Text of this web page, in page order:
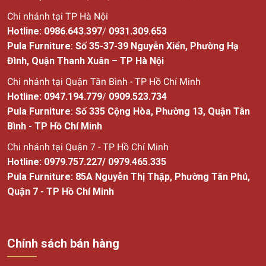
Chọn gương soi toàn thân có chiều cao phù hợp
Chọn gương soi nhà tắm
Gương soi nhà tắm nên là các loại gương có chất lượng tốt,
hạn chế bám bụi và tốt nhất là có thể chống hơi nước. Các
loại gương nhà tắm thường được thiết kế với hoạ tiết mềm
mại, mang đến cảm giác không gian dễ chịu và thư thái.
Ngoài ra, cũng cần lựa chọn kích thước gương nhà tắm phù
hợp để không gây vướng víu.
Gương nhà tắm có hoạ tiết mềm mại
sáng tốt sẽ giúp cho việc làm đẹp trở nên thuận lợi hơn. Do
Chi nhánh tại TP Hà Nội
Hotline: 0986.643.397/ 0931.309.653
Pula Furniture: Số 35-37-39 Nguyễn Xiển, Phường Hạ
Đình, Quận Thanh Xuân – TP Hà Nội
Chi nhánh tại Quận Tân Bình - TP Hồ Chí Minh
Hotline: 0947.194.779/ 0909.523.734
Pula Furniture: Số 335 Cộng Hòa, Phường 13, Quận Tân
Bình - TP Hồ Chí Minh
Chi nhánh tại Quận 7 - TP Hồ Chí Minh
Hotline: 0979.757.227/ 0979.465.335
Pula Furniture: 85A Nguyễn Thị Thập, Phường Tân Phú,
Quận 7 - TP Hồ Chí Minh
Chính sách bán hàng